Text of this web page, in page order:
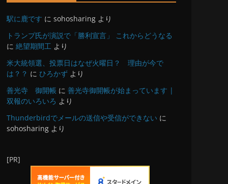
駅に鹿です に sohosharing より
トランプ氏が演説で「勝利宣言」 これからどうなる
に 絶望期間工 より
米大統領選、投票日はなぜ火曜日？ 理由が今で
は？？ に ひろかず より
善光寺 御開帳 に 善光寺御開帳が始まっています |
双報のいろいろ より
Thunderbirdでメールの送信や受信ができない に
sohosharing より
[PR]